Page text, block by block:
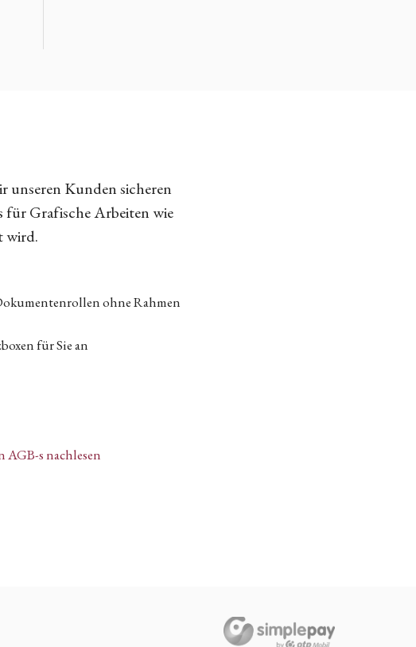
unseren Kunden sicheren
für Grafische Arbeiten wie
wird.
ohne Rahmen
für Sie an
s nachlesen